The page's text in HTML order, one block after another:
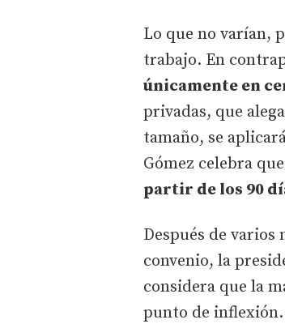
Lo que no varían,
trabajo. En
únicamente en
privadas, que
tamaño, se
Gómez celebra
partir de los 90
Después de
convenio, la
considera que la
punto de inflexión.